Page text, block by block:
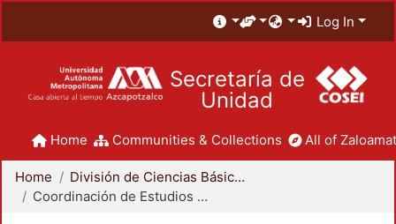
Log In
Secretaría de
Unidad
Home Communities & Collections All of
Home
División de Ciencias Básicas e Ingeniería
Coordinación de Estudios de Posgrado - CBI